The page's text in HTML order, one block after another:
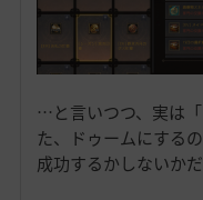
…と言いつつ、実は
た、ドゥームにする
成功するかしないか